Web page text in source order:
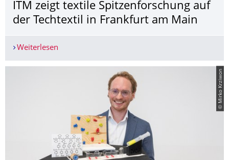
ITM zeigt textile Spitzenforschung auf
der Techtextil in Frankfurt am Main
Weiterlesen
© Mirko Krziwon